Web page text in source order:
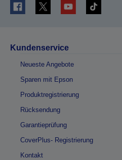
Kundenservice
Neueste Angebote
Sparen mit Epson
Produktregistrierung
Rücksendung
Garantieprüfung
CoverPlus- Registrierung
Kontakt